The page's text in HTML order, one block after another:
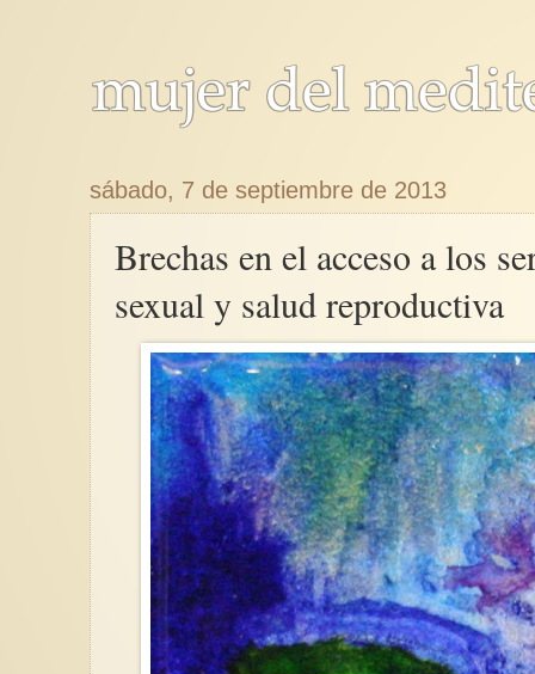
sábado, 7 de septiembre de 2013
Brechas en el acceso a los
sexual y salud reproductiva